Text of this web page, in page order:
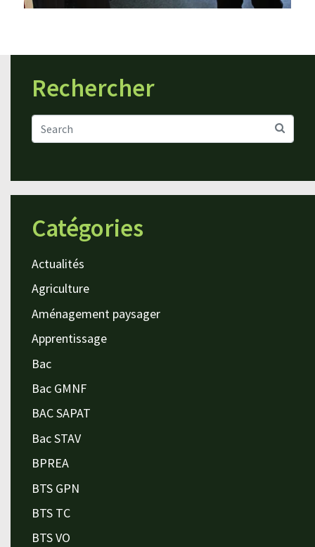
Rechercher
Catégories
Actualités
Agriculture
Aménagement paysager
Apprentissage
Bac
Bac GMNF
BAC SAPAT
Bac STAV
BPREA
BTS GPN
BTS TC
BTS VO